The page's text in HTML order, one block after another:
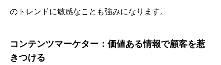
のトレンドに敏感なことも強みになります。
コンテンツマーケター：価値ある情報で顧客を惹
きつける